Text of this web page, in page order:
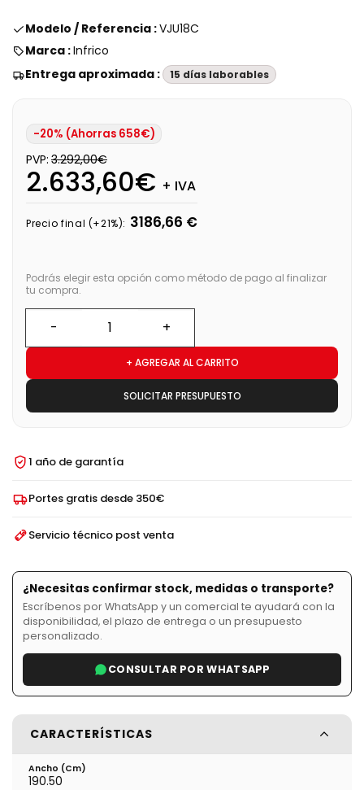
Modelo / Referencia :VJU18C
Marca :Infrico
Entrega aproximada :
15 días laborables
-20% (Ahorras 658€)
PVP: 3.292,00€
2.633,60€ + IVA
Precio final (+21%): 3186,66 €
Podrás elegir esta opción como método de pago al finalizar
tu compra.
+ AGREGAR AL CARRITO
SOLICITAR PRESUPUESTO
1 año de garantía
Portes gratis desde 350€
Servicio técnico post venta
¿Necesitas confirmar stock, medidas o transporte?
Escríbenos por WhatsApp y un comercial te ayudará con la
disponibilidad, el plazo de entrega o un presupuesto
personalizado.
CONSULTAR POR WHATSAPP
CARACTERÍSTICAS
Ancho (cm)
190.50